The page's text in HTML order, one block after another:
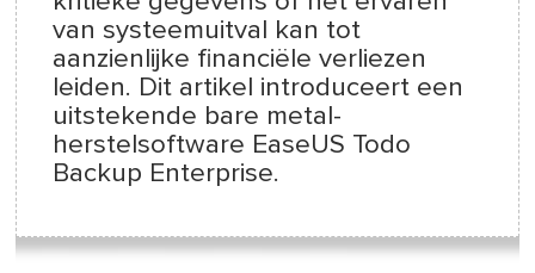
van systeemuitval kan tot
aanzienlijke financiële verliezen
leiden. Dit artikel introduceert een
uitstekende bare metal-
herstelsoftware EaseUS Todo
Backup Enterprise.